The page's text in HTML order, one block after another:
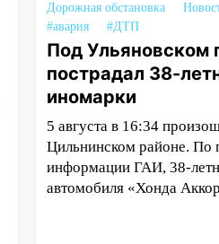
Дорожная обстановка
#авария
#ДТП
Под Ульяновском
пострадал 38-
иномарки
5 августа в 16:34
Цильнинском районе. По
информации ГАИ, 38-
автомобиля «Хонда